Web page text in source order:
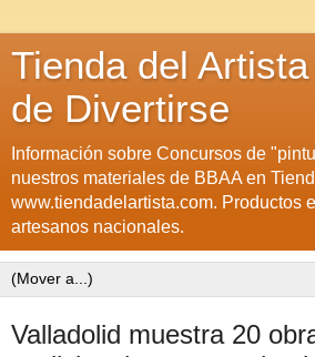
Tienda del
de Divertirse
Información sobre Concursos de
nuestros materiales de BBAA en
www.tiendadelartista.com. Productos
artesanos nacionales.
Valladolid muestra 20